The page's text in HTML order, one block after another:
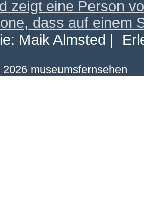
Maik Almsted |
museumsfernsehen